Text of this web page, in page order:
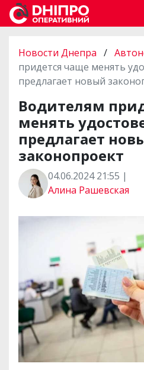
Новости Днепра /
придется чаще менять
предлагает новый
Водителям
менять
предлагает
законопроект
04.06.2024 21:55 |
Алина Рашевская